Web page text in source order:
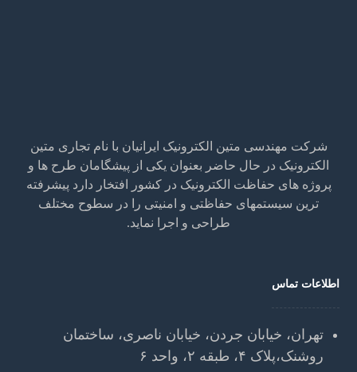
شرکت مهندسی متین الکترونیک ایرانیان با نام تجاری متین
الکترونیک در حال حاضر بعنوان یکی از پیشگامان طرح ها و
پروژه های حفاظت الکترونیک در کشور افتخار دارد پیشرفته
ترین سیستمهای حفاظتی و امنیتی را در سطوح مختلف
طراحی و اجرا نماید.
اطلاعات تماس
تهران، خیابان جردن، خیابان ناصری، ساختمان
روشنک،پلاک ۴، طبقه ۲، واحد ۶